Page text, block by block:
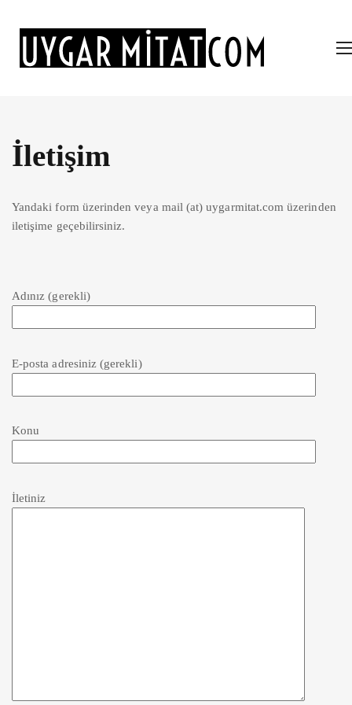
İletişim
Yandaki form üzerinden veya mail (at) uygarmitat.com üzerinden
iletişime geçebilirsiniz.
Adınız (gerekli)
E-posta adresiniz (gerekli)
Konu
İletiniz